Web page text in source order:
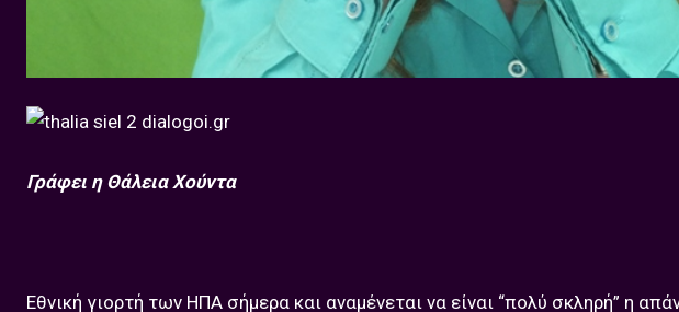
Γράφει η Θάλεια Χούντα
Εθνική γιορτή των ΗΠΑ σήμερα και αναμένεται να είναι “πολύ σκληρή” η